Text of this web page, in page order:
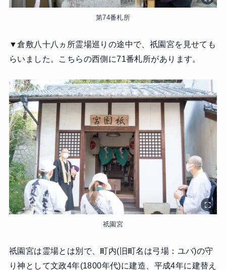
第74番札所
▼倉敷八十八ヵ所霊場巡りの途中で、祇園宮を見せても
らいました。こちらの西側に71番札所があります。
祇園宮
祇園宮は霊場とは別で、町内(旧町名は弓場：ユバ)の守
り神として文政4年(1800年代)に建造、平成4年に建替え